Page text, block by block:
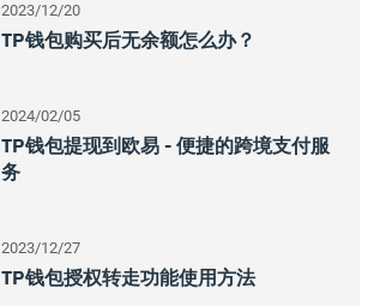
2023/12/20
TP钱包购买后无余额怎么办？
2024/02/05
TP钱包提现到欧易 - 便捷的跨境支付服
务
2023/12/27
TP钱包授权转走功能使用方法